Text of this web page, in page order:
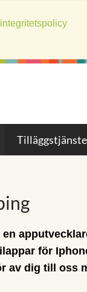
integritetspolicy
för
av dig till oss